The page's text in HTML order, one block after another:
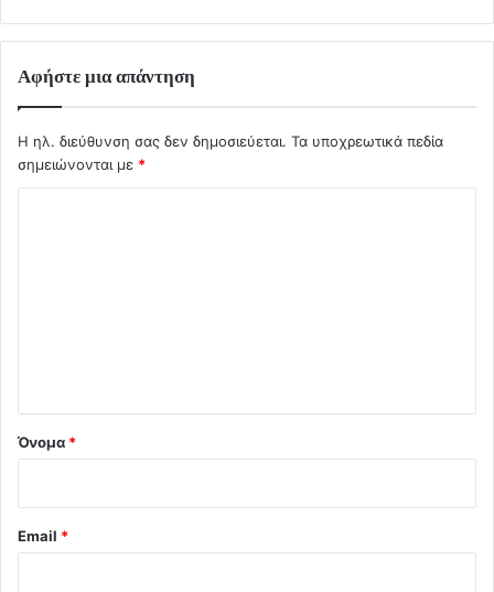
Αφήστε μια απάντηση
Η ηλ. διεύθυνση σας δεν δημοσιεύεται. Τα υποχρεωτικά πεδία
σημειώνονται με *
Όνομα *
Email *